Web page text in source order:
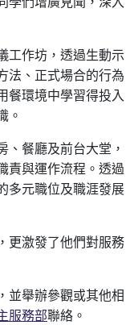
工作坊，透過生動示
法、正式場合的行為
餐環境中學習得投入
。
、餐廳及前台大堂，
責與運作流程。透過
多元職位及職涯發展
更激發了他們對服務
並舉辦參觀或其他相
服務部聯絡。